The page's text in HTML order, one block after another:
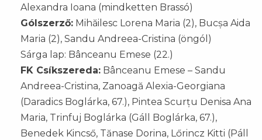
Alexandra Ioana (mindketten Brassó)
Gólszerző: Mihăilesc Lorena Maria (2), Bucșa Aida
Maria (2), Sandu Andreea-Cristina (öngól)
Sárga lap: Bânceanu Emese (22.)
FK Csíkszereda: Bânceanu Emese – Sandu
Andreea-Cristina, Zanoagă Alexia-Georgiana
(Daradics Boglárka, 67.), Pintea Scurțu Denisa Ana
Maria, Trinfuj Boglárka (Gáll Boglárka, 67.),
Benedek Kincső, Tănase Dorina, Lőrincz Kitti (Páll